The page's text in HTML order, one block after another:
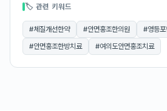
🏷 관련 키워드
#체질개선한약 #안면홍조한의원 #영등
#안면홍조한방치료 #여의도안면홍조치료